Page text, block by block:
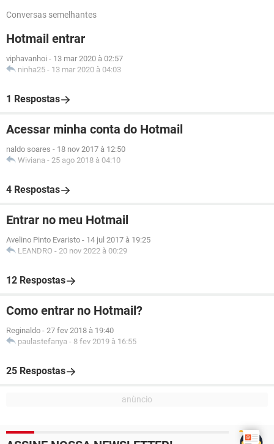
Conversas semelhantes
Hotmail entrar
viphavanhoi - 13 mar 2020 à 02:57
ninha25 - 13 mar 2020 à 04:03
1 Respostas
Acessar minha conta do Hotmail
naldo soares - 18 nov 2017 à 12:50
Wiviana - 25 ago 2018 à 04:10
4 Respostas
Entrar no meu Hotmail
Avelino Pinto Evaristo - 14 jul 2017 à 19:25
LEANDRO - 20 nov 2022 à 00:29
12 Respostas
Como entrar no Hotmail?
Reginaldo - 27 fev 2018 à 19:40
paulastefanya - 8 fev 2019 à 16:55
25 Respostas